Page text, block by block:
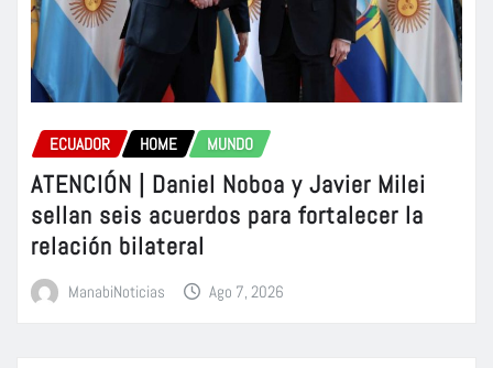
ECUADOR HOME MUNDO
ATENCIÓN | Daniel Noboa y Javier Milei
sellan seis acuerdos para fortalecer la
relación bilateral
ManabiNoticias Ago 7, 2026